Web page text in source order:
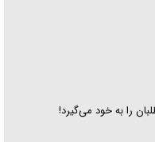
را به خود می‌گیرد!